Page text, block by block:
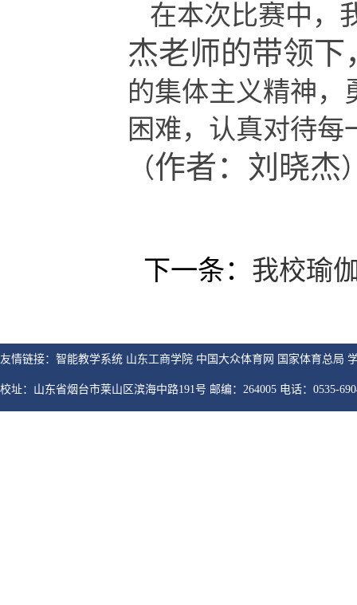
在本次比赛中 ，
杰老师的带领下
的集体主义精神，
困难，认真对待
（作者：刘晓杰
下一条： 我校瑜
友情链接：智能教学系统 山东工商学院 中国大众体育网 国家体育总局
校址：山东省烟台市莱山区滨海中路191号 邮编：264005 电话：0535-